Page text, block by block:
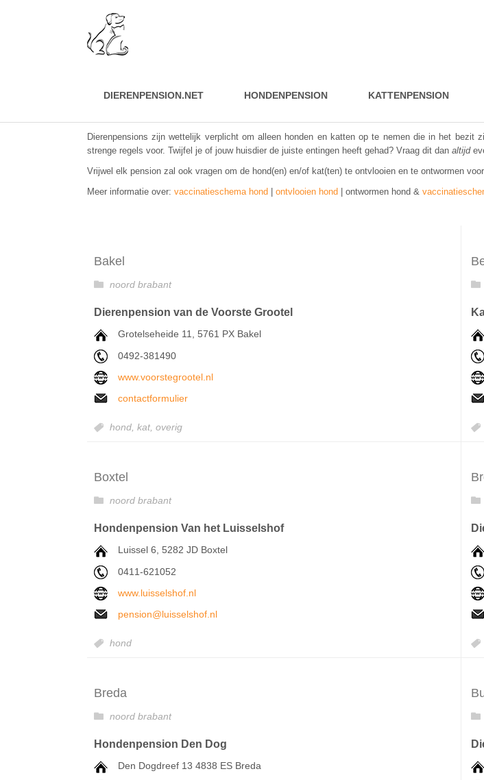
DIERENPENSION.NET HONDENPENSION KATTENPENSION
Dierenpensions zijn wettelijk verplicht om alleen honden en katten op te nemen die in het bezit
strenge regels voor. Twijfel je of jouw huisdier de juiste entingen heeft gehad? Vraag dit dan altijd
Vrijwel elk pension zal ook vragen om de hond(en) en/of kat(ten) te ontvlooien en te ontwormen
Meer informatie over: vaccinatieschema hond ontvlooien hond | ontwormen hond &
Bakel
noord brabant
Dierenpension van de Voorste Grootel
Grotelseheide 11, 5761 PX Bakel
0492-381490
www.voorstegrootel.nl
contactformulier
hond, kat, overig
Boxtel
noord brabant
Hondenpension Van het Luisselshof
Luissel 6, 5282 JD Boxtel
0411-621052
www.luisselshof.nl
pension@luisselshof.nl
hond
Breda
noord brabant
Hondenpension Den Dog
Den Dogdreef 13 4838 ES Breda